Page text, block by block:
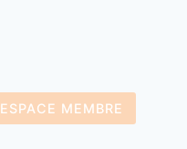
ESPACE MEMBRE